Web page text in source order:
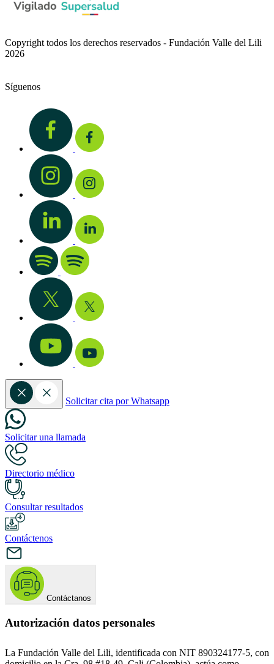
Copyright todos los derechos reservados - Fundación Valle del Lili
2026
Síguenos
Solicitar cita por Whatsapp
Solicitar una llamada
Directorio médico
Consultar resultados
Contáctenos
Contáctanos
Autorización datos personales
La Fundación Valle del Lili, identificada con NIT 890324177-5, con